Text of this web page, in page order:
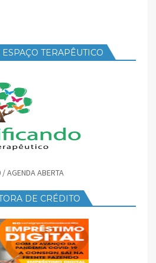
TERAPÊUTICO
AGENDA ABERTA
DE CRÉDITO